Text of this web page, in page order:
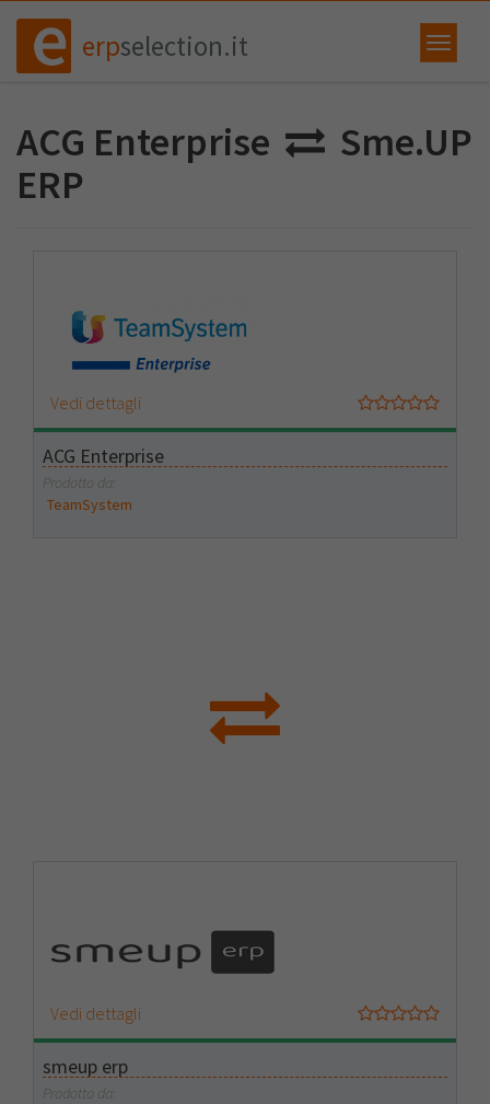
erpselection.it
ACG Enterprise
Sme.UP
ERP
Vedi dettagli
ACG Enterprise
Prodotto da:
TeamSystem
Vedi dettagli
smeup erp
Prodotto da: